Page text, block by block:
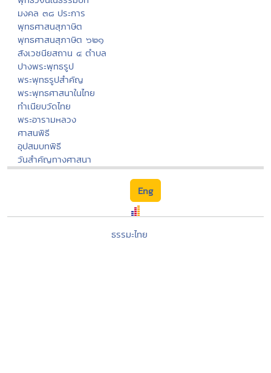
มงคล ๓๘ ประการ
พุทธศาสนสุภาษิต
พุทธศาสนสุภาษิต ๖๒๑
สังเวชนียสถาน ๔ ตำบล
ปางพระพุทธรูป
พระพุทธรูปสำคัญ
พระพุทธศาสนาในไทย
ทำเนียบวัดไทย
พระอารามหลวง
ศาสนพิธี
อุปสมบทพิธี
วันสำคัญทางศาสนา
Eng
ธรรมะไทย